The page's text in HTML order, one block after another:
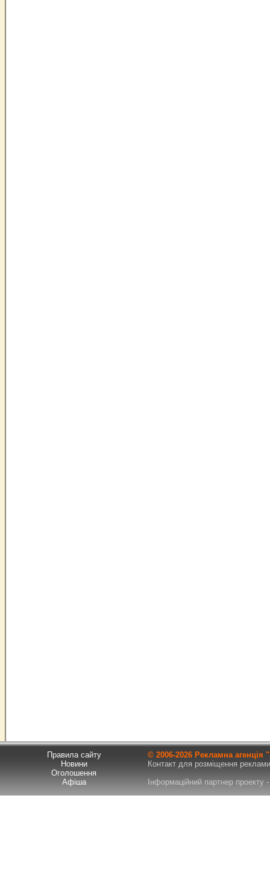
Правила сайту
Новини
Оголошення
Афіша
© 2006-2026 Рекламна
Контакт для розміщення
Інформаційний партнер проекту